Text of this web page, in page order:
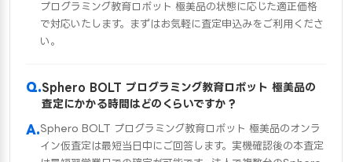
プログラミング教育ロボット 極美品の状態に応じた適正価格
で対応いたします。まずはお気軽に査定申込みをご利用くださ
い。
Sphero BOLT プログラミング教育ロボット 極美品の
査定にかかる時間はどのくらいですか？
Sphero BOLT プログラミング教育ロボット 極美品のオンラ
イン仮査定は最短当日中にご回答します。実機確認後の本査定